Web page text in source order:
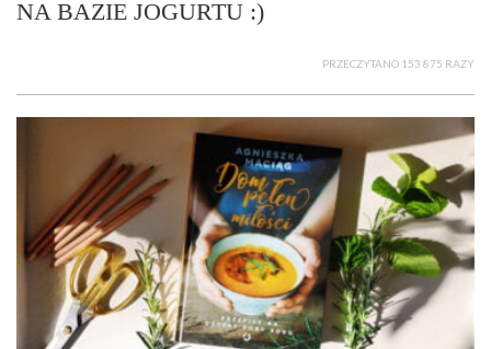
NA BAZIE JOGURTU :)
PRZECZYTANO 153 875 RAZY